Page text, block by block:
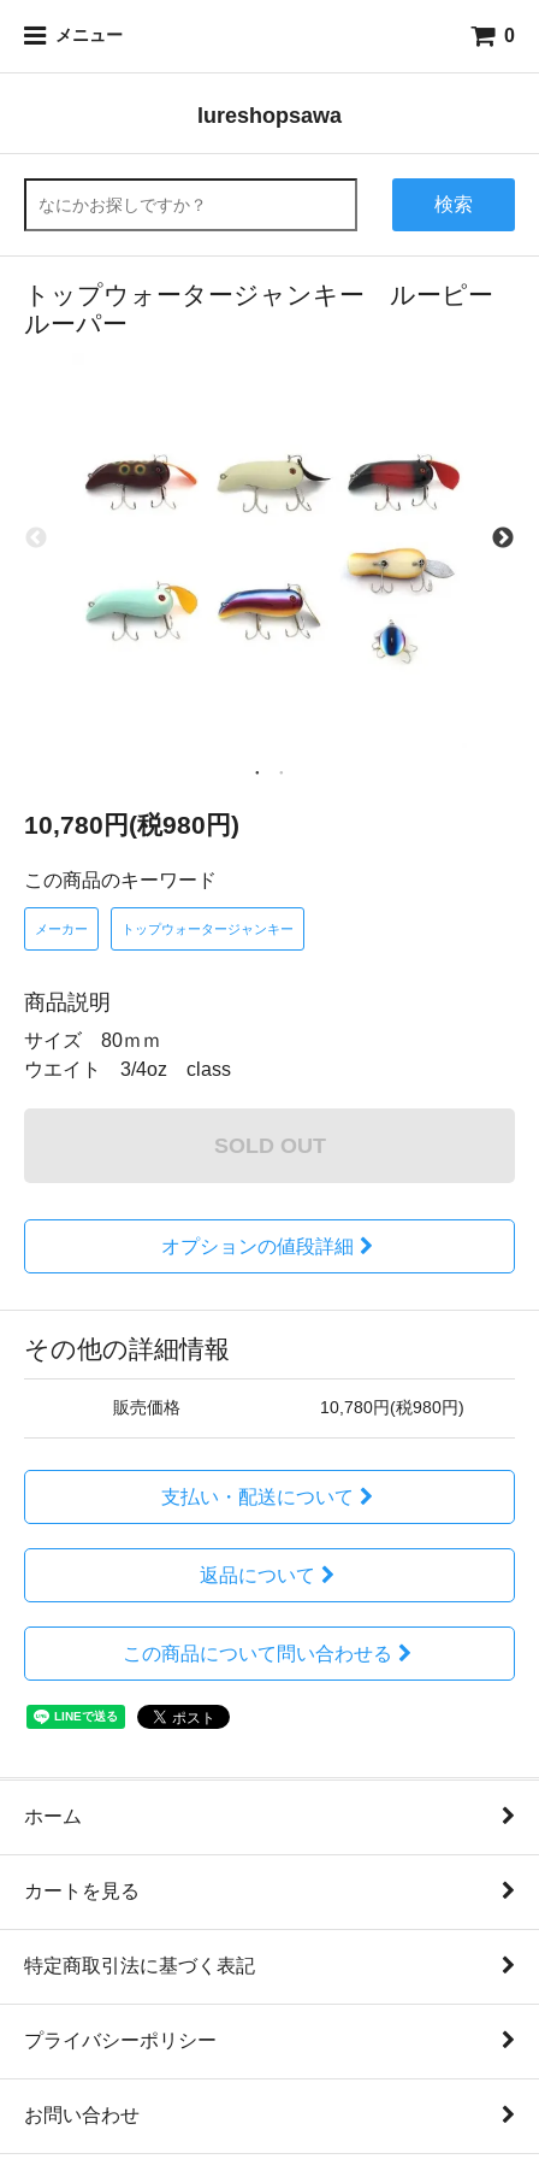
メニュー 0
lureshopsawa
検索
トップウォータージャンキー ルーピー
ルーパー
10,780円(税980円)
この商品のキーワード
メーカー トップウォータージャンキー
商品説明
サイズ 80ｍｍ
ウエイト 3/4oz class
SOLD OUT
オプションの値段詳細
その他の詳細情報
販売価格 10,780円(税980円)
支払い・配送について
返品について
この商品について問い合わせる
ホーム
カートを見る
特定商取引法に基づく表記
プライバシーポリシー
お問い合わせ